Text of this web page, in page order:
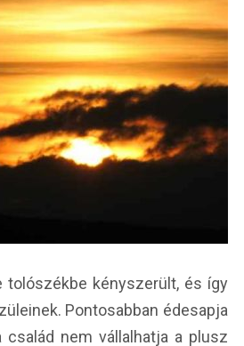
tolószékbe kényszerült, és így
Pontosabban édesapja
család nem vállalhatja a plusz